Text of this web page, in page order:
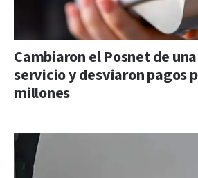
Cambiaron el Posnet de
servicio y desviaron pagos
millones